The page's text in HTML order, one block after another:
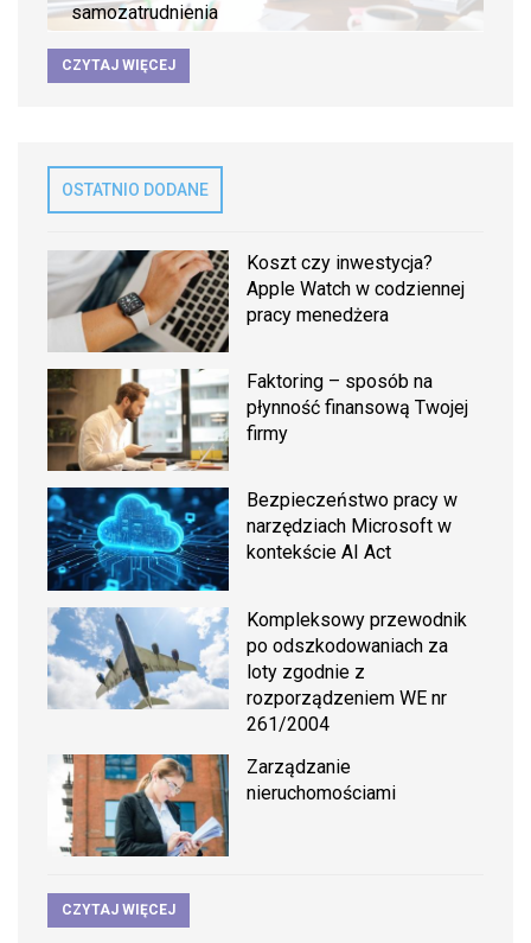
samozatrudnienia
CZYTAJ WIĘCEJ
OSTATNIO DODANE
Koszt czy inwestycja?
Apple Watch w codziennej
pracy menedżera
Faktoring – sposób na
płynność finansową Twojej
firmy
Bezpieczeństwo pracy w
narzędziach Microsoft w
kontekście AI Act
Kompleksowy przewodnik
po odszkodowaniach za
loty zgodnie z
rozporządzeniem WE nr
261/2004
Zarządzanie
nieruchomościami
CZYTAJ WIĘCEJ